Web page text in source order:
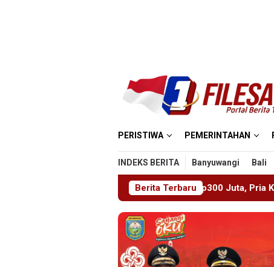
PERISTIWA PEMERINTAHAN
INDEKS BERITA Banyuwangi Bali
Berita Terbaru
Gegara Utang Rp300 Juta, Pria Ketapang Sampang